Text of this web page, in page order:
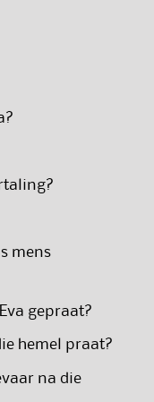
mens
gepraat?
hemel praat?
na die